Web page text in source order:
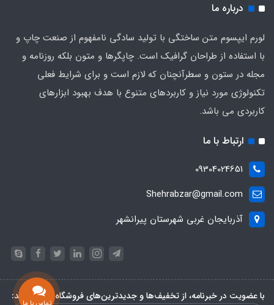
درباره ما
لورم ایپسوم متن ساختگی با تولید سادگی نامفهوم از صنعت چاپ و
با استفاده از طراحان گرافیک است. چاپگرها و متون بلکه روزنامه و
مجله در ستون و سطرآنچنان که لازم است و برای شرایط فعلی
تکنولوژی مورد نیاز و کاربردهای متنوع با هدف بهبود ابزارهای
کاربردی می باشد.
ارتباط با ما
09304024651
Shehrabzar@gmail.com
آذربایجان غربی شهرستان پیرانشهر
با عضویت در خبرنامه، از تخفیف‌ها و جدیدترین‌های فروشگاه باخبر شوید: